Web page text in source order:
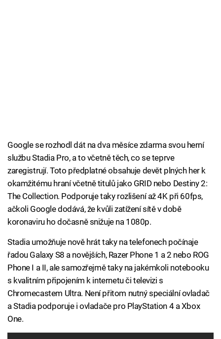
Google se rozhodl dát na dva měsíce zdarma svou herní
službu Stadia Pro, a to včetně těch, co se teprve
zaregistrují. Toto předplatné obsahuje devět plných her k
okamžitému hraní včetně titulů jako GRID nebo Destiny 2:
The Collection. Podporuje taky rozlišení až 4K při 60fps,
ačkoli Google dodává, že kvůli zatížení sítě v době
koronaviru ho dočasně snižuje na 1080p.
Stadia umožňuje nově hrát taky na telefonech počínaje
řadou Galaxy S8 a novějších, Razer Phone 1 a 2 nebo ROG
Phone I a II, ale samozřejmě taky na jakémkoli notebooku
s kvalitním připojením k internetu či televizi s
Chromecastem Ultra. Není přitom nutný speciální ovladač
a Stadia podporuje i ovladače pro PlayStation 4 a Xbox
One.